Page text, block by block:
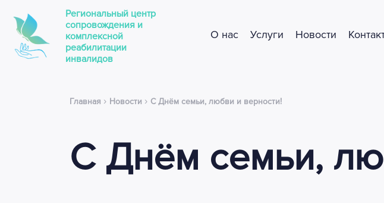
Региональный центр
сопровождения и
комплексной
реабилитации
инвалидов
О нас Услуги Новости
Главная › Новости › С Днём семьи, любви и верности!
С Днём семьи,